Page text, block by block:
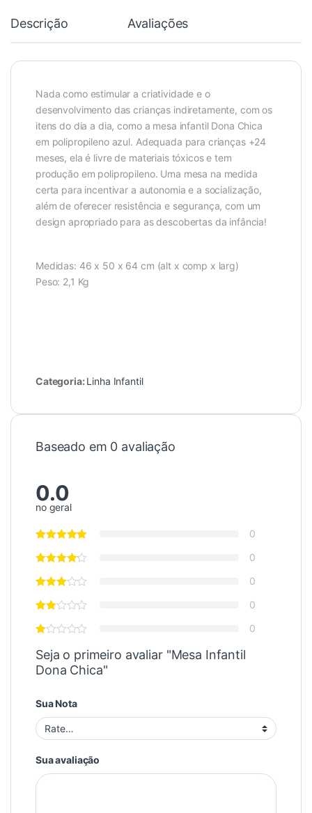
Descrição Avaliações
Nada como estimular a criatividade e o
desenvolvimento das crianças indiretamente, com os
itens do dia a dia, como a mesa infantil Dona Chica
em polipropileno azul. Adequada para crianças +24
meses, ela é livre de materiais tóxicos e tem
produção em polipropileno. Uma mesa na medida
certa para incentivar a autonomia e a socialização,
além de oferecer resistência e segurança, com um
design apropriado para as descobertas da infância!
Medidas: 46 x 50 x 64 cm (alt x comp x larg)
Peso: 2,1 Kg
Categoria: Linha Infantil
Baseado em 0 avaliação
0.0
no geral
0
0
0
0
0
Seja o primeiro avaliar "Mesa Infantil
Dona Chica"
Sua Nota
Sua avaliação